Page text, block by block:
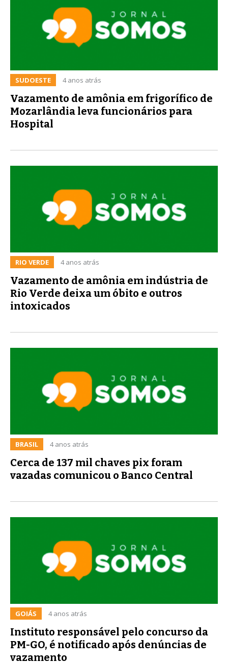
SUDOESTE 4 anos atrás
Vazamento de amônia em frigorífico de
Mozarlândia leva funcionários para
Hospital
RIO VERDE 4 anos atrás
Vazamento de amônia em indústria de
Rio Verde deixa um óbito e outros
intoxicados
BRASIL 4 anos atrás
Cerca de 137 mil chaves pix foram
vazadas comunicou o Banco Central
GOIÁS 4 anos atrás
Instituto responsável pelo concurso da
PM-GO, é notificado após denúncias de
vazamento